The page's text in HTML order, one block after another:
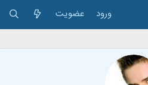
ورود عضویت